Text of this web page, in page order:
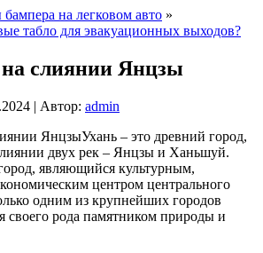
на легковом авто »
табло для эвакуационных выходов?
на слиянии Янцзы
| Автор: admin
Ухань – это древний город,
двух рек – Янцзы и Ханьшуй.
являющийся культурным,
центром центрального
одним из крупнейших городов
своего рода памятником природы и